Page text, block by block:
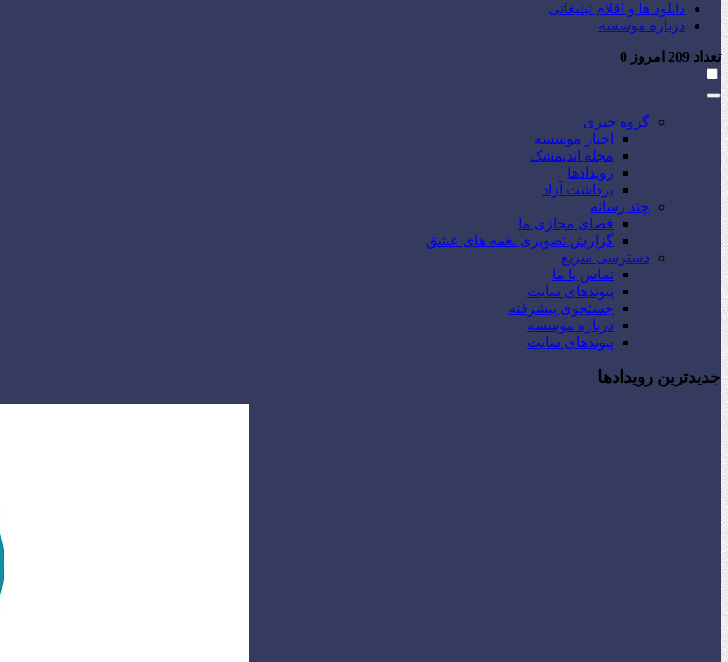
دانلود ها و اقلام تبلیغاتی
درباره موسسه
تعداد امروز 0
گروه خبری
اخبار موسسه
مجله اندیمشک
رویدادها
برداشت آزاد
چند رسانه
فضای مجازی ما
گزارش تصویری نغمه های عشق
دسترسی سریع
تماس با ما
پیوندهای سایت
جستجوی پیشرفته
درباره موسسه
پیوندهای سایت
جدیدترین رویدادها